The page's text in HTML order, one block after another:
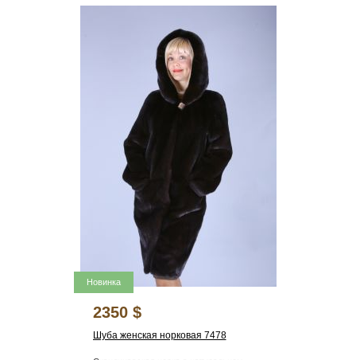
Новинка
2350 $
Шуба женская норковая 7478